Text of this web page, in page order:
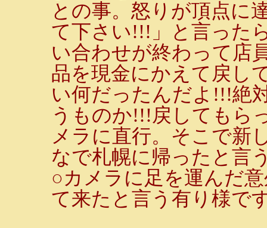
との事。怒りが頂点に
て下さい!!!」と言った
い合わせが終わって店
品を現金にかえて戻し
い何だったんだよ!!!絶
うものか!!!戻してもら
メラに直行。そこで新
なで札幌に帰ったと言
○カメラに足を運んだ
て来たと言う有り様で